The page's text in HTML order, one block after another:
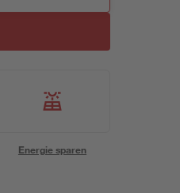
Energie sparen